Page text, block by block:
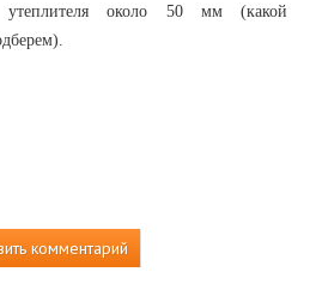
около 50 мм (какой
комментарий